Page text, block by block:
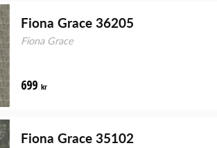
Fiona Grace 36205
Fiona Grace
699 kr
Fiona Grace 35102